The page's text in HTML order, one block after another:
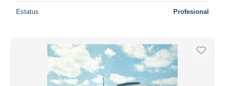
Estatus Profesional